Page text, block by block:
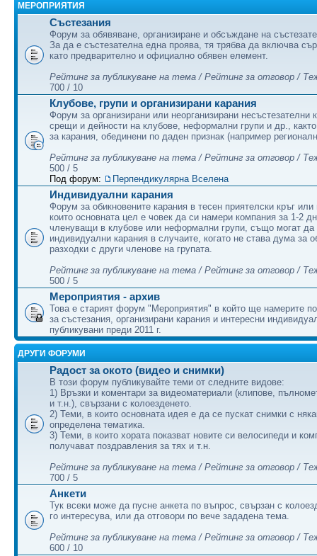
МЕРОПРИЯТИЯ
Състезания
Форум за обявяване, организиране и обсъждане на
За да е състезателна една проява, тя трябва да включва
като предварително и официално обявен елемент.
Рейтинг за публикуване на тема / Рейтинг за отговор /
700 / 10
Клубове, групи и организирани карания
Форум за организирани или неорганизирани несъстезателни
срещи и дейности на клубове, неформални групи и др.,
за карания, обединени по даден признак (например
Рейтинг за публикуване на тема / Рейтинг за отговор /
500 / 5
Под форум:
Перпендикулярна Вселена
Индивидуални карания
Форум за обикновените карания в тесен приятелски кръг или
които основната цел е човек да си намери компания за 1-2
членуващи в клубове или неформални групи, също могат да
индивидуални карания в случаите, когато не става дума за
разходки с други членове на групата.
Рейтинг за публикуване на тема / Рейтинг за отговор /
500 / 5
Мероприятия - архив
Това е старият форум "Мероприятия" в който ще намерите
за състезания, организирани карания и интересни
публикувани преди 2011 г.
ДРУГИ ФОРУМИ
Радост за окото (видео и снимки)
В този форум публикувайте теми от следните видове:
1) Връзки и коментари за видеоматериали (клипове,
и т.н.), свързани с колоезденето.
2) Теми, в които основната идея е да се пускат снимки с
определена тематика.
3) Теми, в които хората показват новите си велосипеди и
получават поздравления за тях и т.н.
Рейтинг за публикуване на тема / Рейтинг за отговор /
700 / 5
Анкети
Тук всеки може да пусне анкета по въпрос, свързан с
го интересува, или да отговори по вече зададена тема.
Рейтинг за публикуване на тема / Рейтинг за отговор /
600 / 10